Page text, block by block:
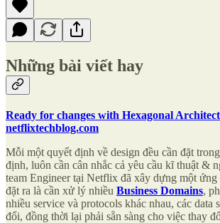
Những bài viết hay
Ready for changes with Hexagonal
netflixtechblog.com
Mỗi một quyết định về design đều cần đặt
định, luôn cần cân nhắc cả yêu cầu kĩ thuật &
team Engineer tại Netflix đã xây dựng một ứng
đặt ra là cần xử lý nhiều Business Domains,
nhiều service và protocols khác nhau, các
đổi, đồng thời lại phải sẵn sàng cho việc thay